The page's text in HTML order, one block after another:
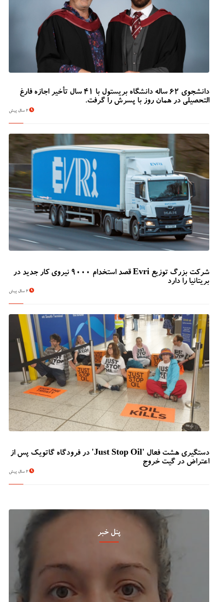
دانشجوی 62 ساله دانشگاه بریستول با 41 سال تأخیر اجازه فارغ
التحصیلی در همان روز با پسرش را گرفت.
2 سال پیش
شرکت بزرگ توزیع Evri قصد استخدام ۹۰۰۰ نیروی کار جدید در
بریتانیا را دارد
2 سال پیش
دستگیری هشت فعال 'Just Stop Oil' در فرودگاه گاتویک پس از
اعتراض در گیت خروج
2 سال پیش
پنل خبر